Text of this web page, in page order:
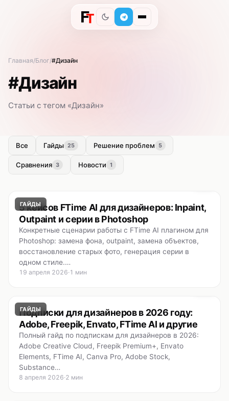
Главная Блог #Дизайн
#Дизайн
Статьи с тегом «Дизайн»
Все Гайды 25 Решение проблем 5
Сравнения 3 Новости 1
ГАЙДЫ
5 кейсов FTime AI для дизайнеров: Inpaint,
Outpaint и серии в Photoshop
Конкретные сценарии работы с FTime AI плагином для
Photoshop: замена фона, outpaint, замена объектов,
восстановление старых фото, генерация серии в
одном стиле.…
19 апреля 2026· 1 мин
ГАЙДЫ
Подписки для дизайнеров в 2026 году:
Adobe, Freepik, Envato, FTime AI и другие
Полный гайд по подпискам для дизайнеров в 2026:
Adobe Creative Cloud, Freepik Premium+, Envato
Elements, FTime AI, Canva Pro, Adobe Stock,
Substance…
8 апреля 2026·2 мин